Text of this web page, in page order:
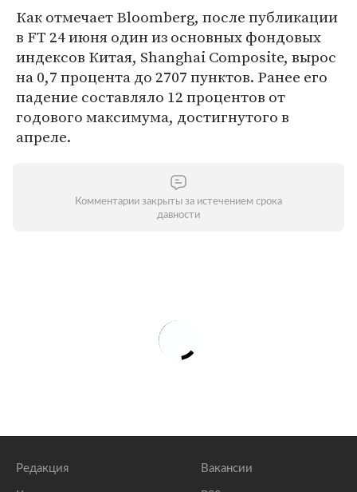
Как отмечает Bloomberg, после публикации
в FT 24 июня один из основных фондовых
индексов Китая, Shanghai Composite, вырос
на 0,7 процента до 2707 пунктов. Ранее его
падение составляло 12 процентов от
годового максимума, достигнутого в
апреле.
Комментарии закрыты за истечением срока
давности
Редакция Вакансии